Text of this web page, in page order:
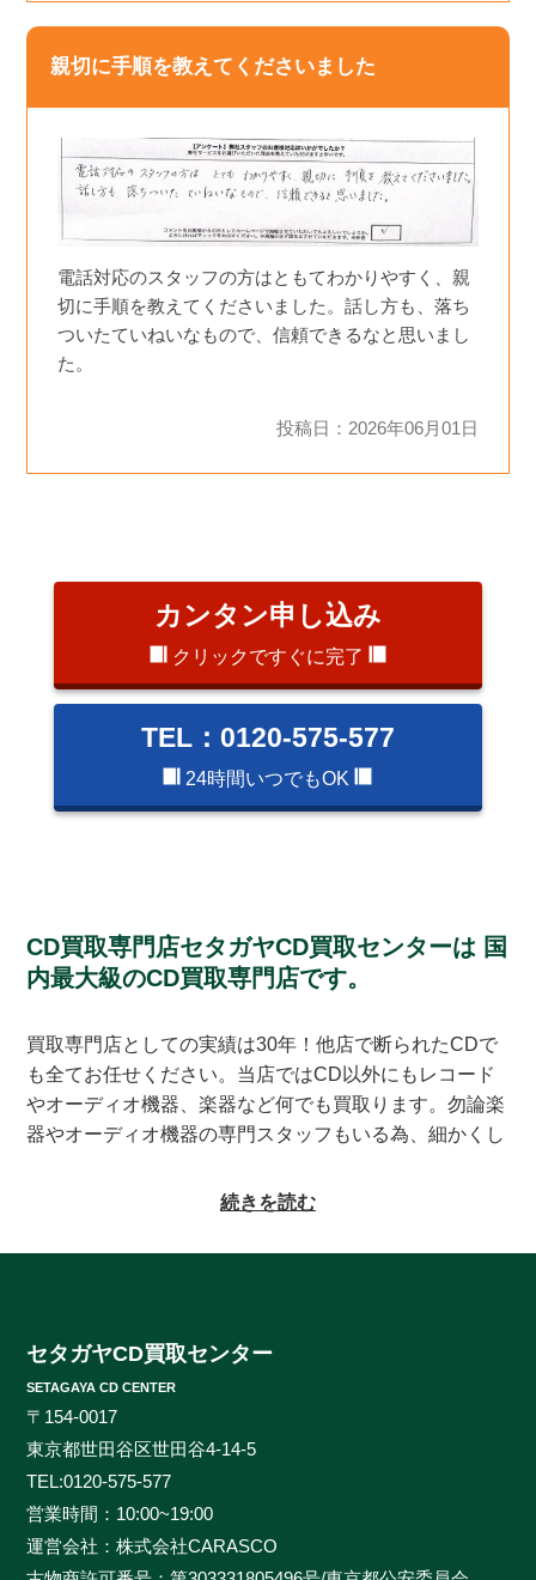
親切に手順を教えてくださいました
電話対応のスタッフの方はともてわかりやすく、親
切に手順を教えてくださいました。話し方も、落ち
ついたていねいなもので、信頼できるなと思いまし
た。
投稿日：2026年06月01日
カンタン申し込み
クリックですぐに完了
TEL：0120-575-577
24時間いつでもOK
CD買取専門店セタガヤCD買取センターは 国
内最大級のCD買取専門店です。
買取専門店としての実績は30年！他店で断られたCDで
も全てお任せください。当店ではCD以外にもレコード
やオーディオ機器、楽器など何でも買取ります。勿論楽
器やオーディオ機器の専門スタッフもいる為、細かくし
買取専門店もある為、古いレコードの処分に困っている
ジャンルなんでも大丈夫！ロック、ジャズ、ソウル、歌
も知らないマイナータイトルまで何でもお売りくださ
めに、各ジャンルに精通したベテランのスタッフが一つ
一つ丁寧に査定を行わせて頂きます。過去の莫大な買取
データに加えて世界中の最新相場チャートを照らし合わ
せ、ただ買い取るだけのサービスとは一線を画する「的
続きを読む
セタガヤCD買取センター
SETAGAYA CD CENTER
〒154-0017
東京都世田谷区世田谷4-14-5
TEL:0120-575-577
営業時間：10:00~19:00
運営会社：株式会社CARASCO